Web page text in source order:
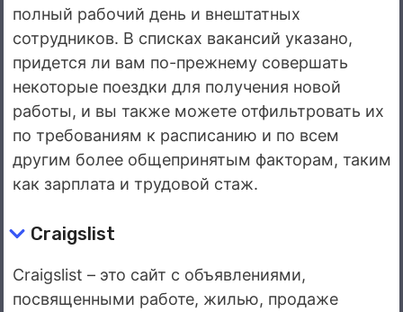
полный рабочий день и внештатных
сотрудников. В списках вакансий указано,
придется ли вам по-прежнему совершать
некоторые поездки для получения новой
работы, и вы также можете отфильтровать их
по требованиям к расписанию и по всем
другим более общепринятым факторам, таким
как зарплата и трудовой стаж.
Craigslist
Craigslist – это сайт с объявлениями,
посвященными работе, жилью, продаже